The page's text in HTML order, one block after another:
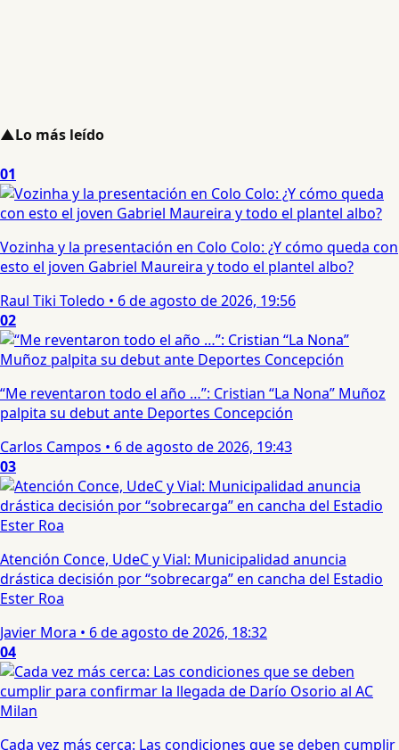
▲Lo más leído
01
Vozinha y la presentación en Colo Colo: ¿Y cómo queda con
esto el joven Gabriel Maureira y todo el plantel albo?
Raul Tiki Toledo • 6 de agosto de 2026, 19:56
02
“Me reventaron todo el año …”: Cristian “La Nona” Muñoz
palpita su debut ante Deportes Concepción
Carlos Campos • 6 de agosto de 2026, 19:43
03
Atención Conce, UdeC y Vial: Municipalidad anuncia
drástica decisión por “sobrecarga” en cancha del Estadio
Ester Roa
Javier Mora • 6 de agosto de 2026, 18:32
04
Cada vez más cerca: Las condiciones que se deben cumplir